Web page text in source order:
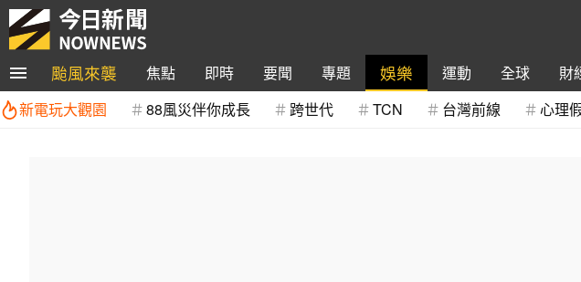
颱風來襲 焦點 即時 要聞 專題 娛樂 運動 全球 財
新電玩大觀園
88風災伴你成長 跨世代 TCN 台灣前線 心理